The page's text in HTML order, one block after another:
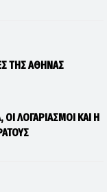
ΤΗΣ ΑΘΗΝΑΣ
ΛΟΓΑΡΙΑΣΜΟΙ ΚΑΙ Η